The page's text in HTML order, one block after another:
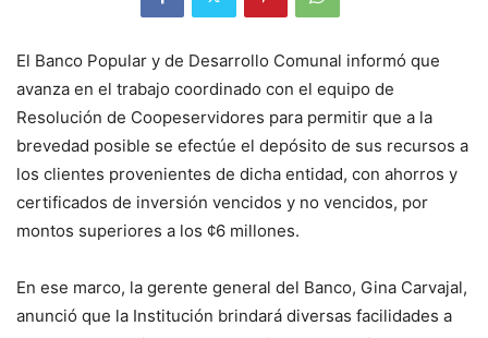
El Banco Popular y de Desarrollo Comunal informó que
avanza en el trabajo coordinado con el equipo de
Resolución de Coopeservidores para permitir que a la
brevedad posible se efectúe el depósito de sus recursos a
los clientes provenientes de dicha entidad, con ahorros y
certificados de inversión vencidos y no vencidos, por
montos superiores a los ¢6 millones.
En ese marco, la gerente general del Banco, Gina Carvajal,
anunció que la Institución brindará diversas facilidades a